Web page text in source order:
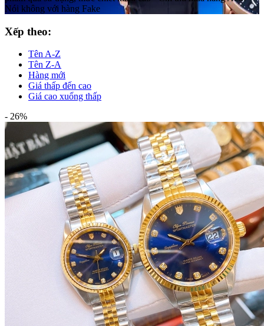
Nói không với hàng Fake
Xếp theo:
Tên A-Z
Tên Z-A
Hàng mới
Giá thấp đến cao
Giá cao xuống thấp
- 26%